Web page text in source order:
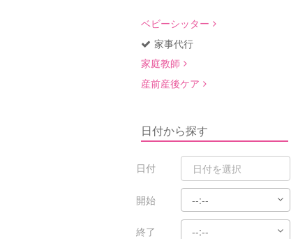
ベビーシッター
家事代行
家庭教師
産前産後ケア
日付から探す
日付
開始
終了